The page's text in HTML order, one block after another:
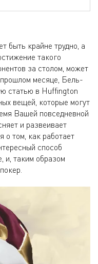
быть крайне трудно, а
такого
за столом, может
месяце, Бель-
статью в Huffington
вещей, которые могут
Вашей повседневной
и развеивает
о том, как работает
способ
и, таким образом